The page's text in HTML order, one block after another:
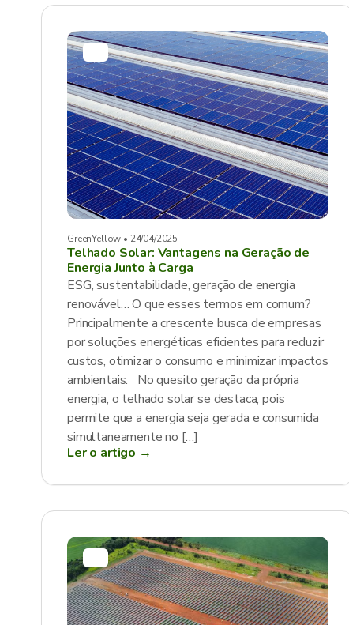
GreenYellow • 24/04/2025
Telhado Solar: Vantagens na Geração de
Energia Junto à Carga
ESG, sustentabilidade, geração de energia
renovável… O que esses termos em comum?
Principalmente a crescente busca de empresas
por soluções energéticas eficientes para reduzir
custos, otimizar o consumo e minimizar impactos
ambientais. No quesito geração da própria
energia, o telhado solar se destaca, pois
permite que a energia seja gerada e consumida
simultaneamente no […]
Ler o artigo →